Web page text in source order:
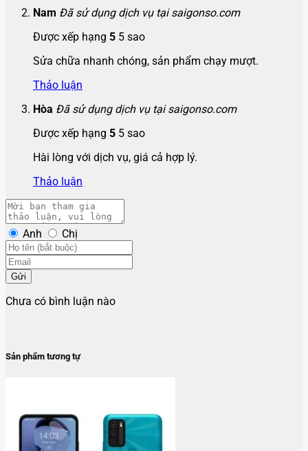
Nam Đã sử dụng dịch vụ tại saigonso.com
Được xếp hạng 5 5 sao
Sửa chữa nhanh chóng, sản phẩm chạy mượt.
Thảo luận
Hòa Đã sử dụng dịch vụ tại saigonso.com
Được xếp hạng 5 5 sao
Hài lòng với dịch vụ, giá cả hợp lý.
Thảo luận
Anh Chị
Gửi
Chưa có bình luận nào
Sản phẩm tương tự